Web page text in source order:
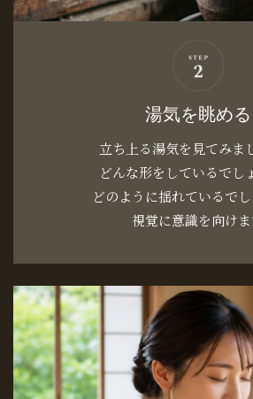
湯気を眺める
立ち上る湯気を見てみま
どんな形をしているでし
どのように揺れているでし
視覚に意識を向け